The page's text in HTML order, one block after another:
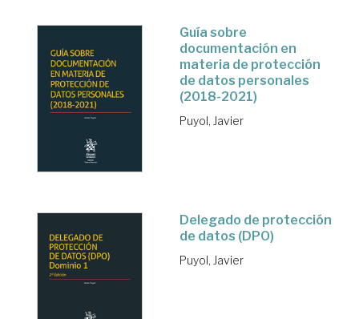
Guía sobre
documentación en
materia de protección
de datos personales
(2018-2021)
Puyol, Javier
Delegado de protección
de datos (DPO)
Puyol, Javier